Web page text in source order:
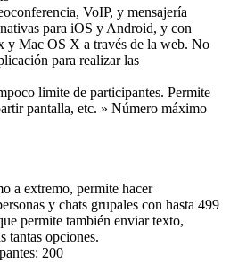
VoIP, y mensajería
para iOS y Android, y con
y Mac OS X a través de la web. No
para realizar las
limite de participantes. Permite
pantalla, etc. » Número máximo
a extremo, permite hacer
y chats grupales con hasta 499
permite también enviar texto,
tantas opciones.
200